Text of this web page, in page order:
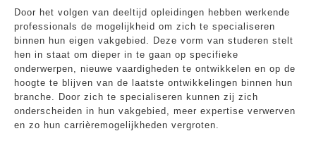
Door het volgen van deeltijd opleidingen hebben werkende
professionals de mogelijkheid om zich te specialiseren
binnen hun eigen vakgebied. Deze vorm van studeren stelt
hen in staat om dieper in te gaan op specifieke
onderwerpen, nieuwe vaardigheden te ontwikkelen en op de
hoogte te blijven van de laatste ontwikkelingen binnen hun
branche. Door zich te specialiseren kunnen zij zich
onderscheiden in hun vakgebied, meer expertise verwerven
en zo hun carrièremogelijkheden vergroten.